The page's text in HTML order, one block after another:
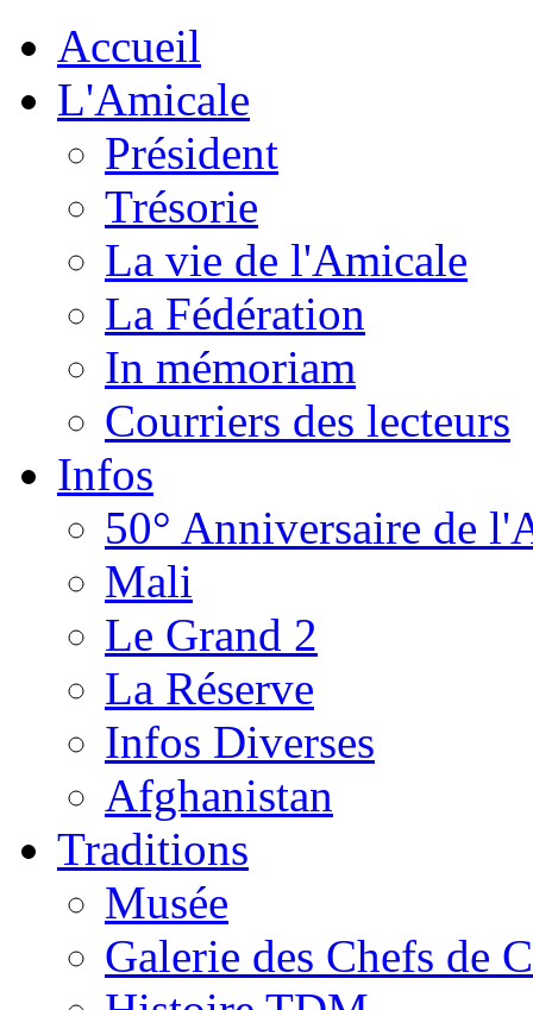
Accueil
L'Amicale
Président
Trésorie
La vie de l'Amicale
La Fédération
In mémoriam
Courriers des lecteurs
Infos
50° Anniversaire de
Mali
Le Grand 2
La Réserve
Infos Diverses
Afghanistan
Traditions
Musée
Galerie des Chefs de